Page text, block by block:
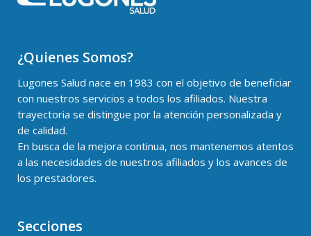
¿Quienes Somos?
Lugones Salud nace en 1983 con el objetivo de beneficiar
con nuestros servicios a todos los afiliados. Nuestra
trayectoria se distingue por la atención personalizada y
de calidad.
En busca de la mejora continua, nos mantenemos atentos
a las necesidades de nuestros afiliados y los avances de
los prestadores.
Secciones